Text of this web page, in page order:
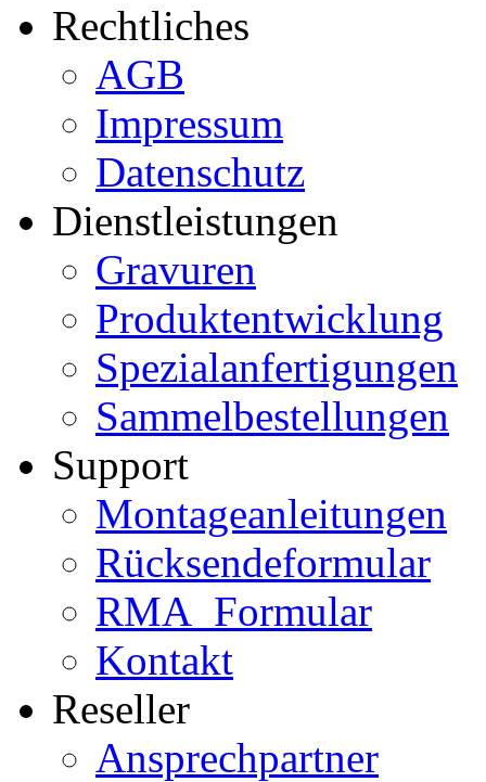
Rechtliches
AGB
Impressum
Datenschutz
Dienstleistungen
Gravuren
Produktentwicklung
Spezialanfertigungen
Sammelbestellungen
Support
Montageanleitungen
Rücksendeformular
RMA_Formular
Kontakt
Reseller
Ansprechpartner